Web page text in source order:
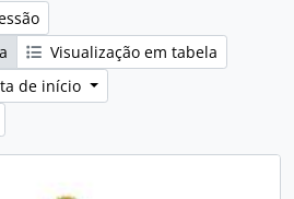
Visualização em tabela
de início